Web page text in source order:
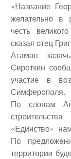
«Название
желательно в
честь
сказал отец
Атаман
Сироткин
участие в
Симферополя.
По словам
«Единство»
По
территории